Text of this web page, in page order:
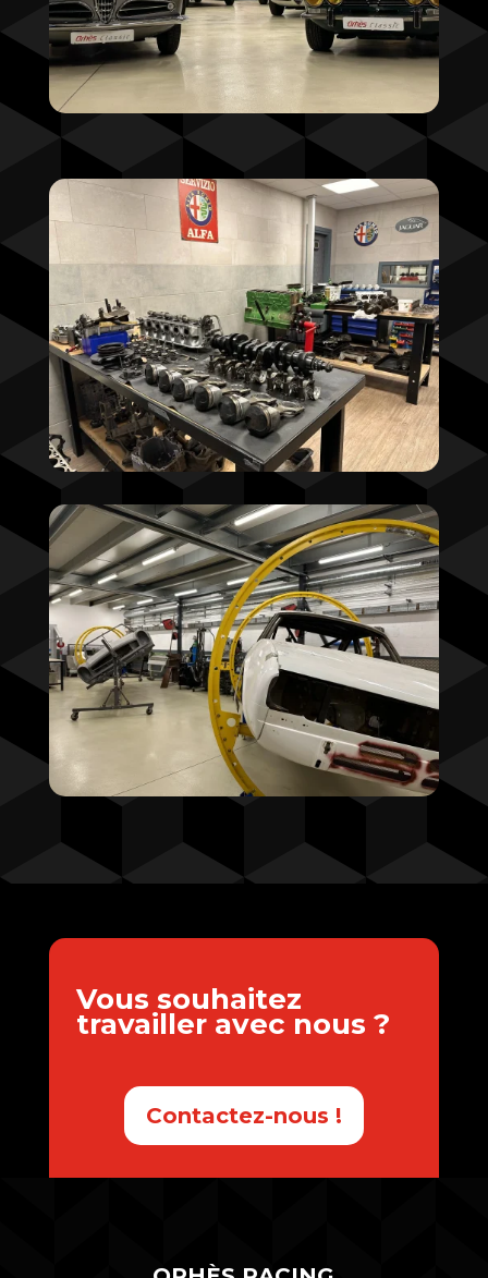
Vous souhaitez
travailler avec nous ?
Contactez-nous !